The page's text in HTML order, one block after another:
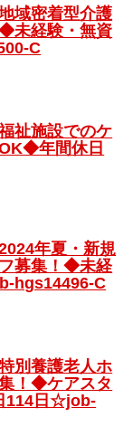
域密着型介護
未経験・無資
C
祉施設でのケ
年間休日
年夏・新規
募集！◆未経
hgs14496-C
別養護老人ホ
！◆ケアスタ
114日☆job-